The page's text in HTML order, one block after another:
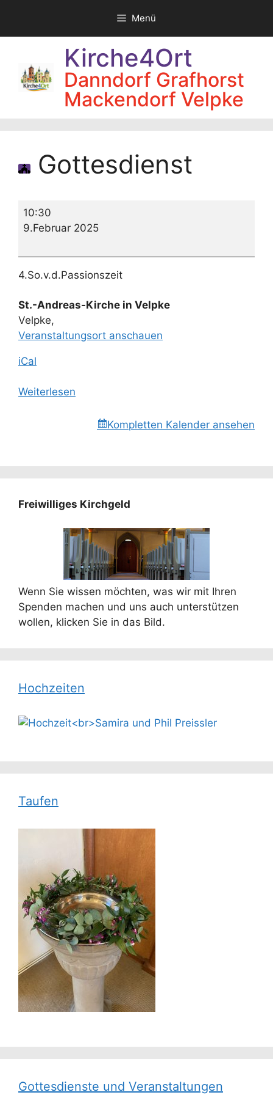
springen
Menü
Kirche4Ort
Danndorf Grafhorst
Mackendorf Velpke
Gottesdienst
Gottesdienst
10:30
9.Februar 2025
4.So.v.d.Passionszeit
St.-Andreas-Kirche in Velpke
Velpke,
Veranstaltungsort anschauen
iCal
Weiterlesen
Kompletten Kalender ansehen
Freiwilliges Kirchgeld
Wenn Sie wissen möchten, was wir mit Ihren
Spenden machen und uns auch unterstützen
wollen, klicken Sie in das Bild.
Hochzeiten
Taufen
Gottesdienste und Veranstaltungen